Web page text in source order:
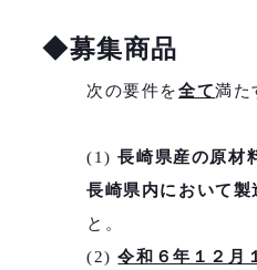
◆募集商品
次の要件を全て満た
(1)長崎県産の原材
長崎県内において製
と。
(2)令和６年１２月